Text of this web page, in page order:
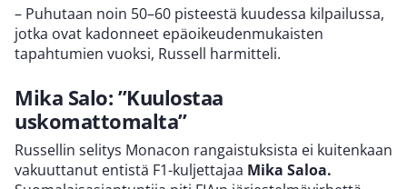
– Puhutaan noin 50–60 pisteestä kuudessa kilpailussa,
jotka ovat kadonneet epäoikeudenmukaisten
tapahtumien vuoksi, Russell harmitteli.
Mika Salo: ”Kuulostaa
uskomattomalta”
Russellin selitys Monacon rangaistuksista ei kuitenkaan
vakuuttanut entistä F1-kuljettajaa Mika Saloa.